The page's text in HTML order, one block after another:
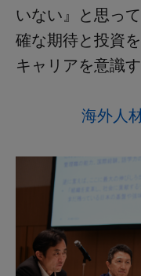
いない』と思っ
確な期待と投資
キャリアを意識
海外人